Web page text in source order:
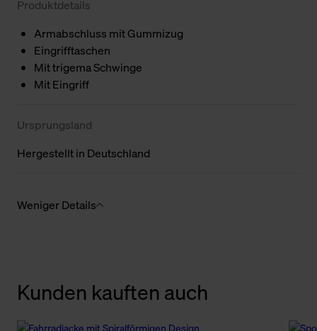
Produktdetails
Armabschluss mit Gummizug
Eingrifftaschen
Mit trigema Schwinge
Mit Eingriff
Ursprungsland
Hergestellt in Deutschland
Weniger Details
Kunden kauften auch